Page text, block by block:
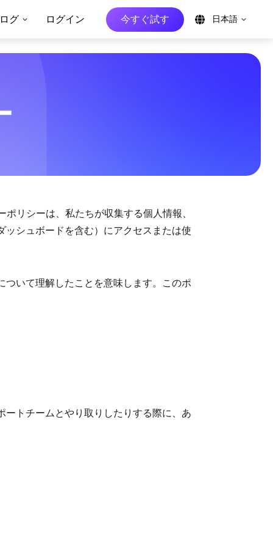
日本語
グ ログイン 今すぐ試す
リシーは、私たちが収集する個人情報、
シュボードを含む）にアクセスまたは使
いて理解したことを意味します。このポ
トチームとやり取りしたりする際に、あ